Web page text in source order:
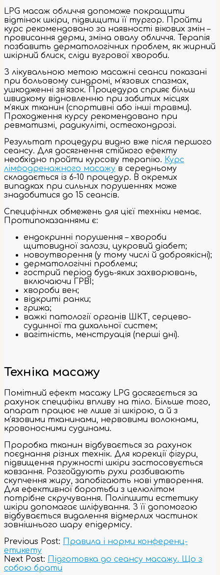
LPG масаж обличчя допоможе покращити
відтінок шкіри, підвищити її тургор. Пройти
курс рекомендовано за наявності вікових змін –
провисання дерми, зміна овалу обличчя. Терапія
позбавить дерматологічних проблем, як жирний
шкірний блиск, сліди вугрової хвороби.
З лікувальною метою масажні сеанси показані
при больовому синдромі, м’язових спазмах,
ушкодженні зв’язок. Процедура сприяє більш
швидкому відновленню при забитих місцях
м’яких тканин (спортивні або інші травми).
Проходження курсу рекомендовано при
ревматизмі, радикуліті, остеохондрозі.
Результат процедури видно вже після першого
сеансу. Для досягнення стійкого ефекту
необхідно пройти курсову терапію. Курс
лімфодренажного масажу в середньому
складається із 6-10 процедур. В окремих
випадках при сильних порушеннях може
знадобитися до 15 сеансів.
Специфічних обмежень для цієї техніки немає.
Протипоказаннями є:
ендокринні порушення – хвороби
щитовидної залози, цукровий діабет;
новоутворення (у тому числі й доброякісні);
дерматологічні проблеми;
гострий період будь-яких захворювань,
включаючи ГРВІ;
хвороби вен;
відкриті ранки;
грижа;
важкі патології органів ШКТ, серцево-
судинної та дихальної систем;
вагітність, менструація (перші дні).
Техніка масажу
Помітний ефект масажу LPG досягається за
рахунок специфіки впливу на тіло. Більше того,
апарат працює не лише зі шкірою, а й з
м’язовими тканинами, нервовими волокнами,
кровоносними судинами.
Проробка тканин відбувається за рахунок
поєднання різних технік. Для корекції фігури,
підвищення пружності шкіри застосовується
ковзання. Розгойдують рухи розбивають
скупчення жиру, запобігають нові утворення.
Для ефективної боротьби з целюлітом
потрібне скручування. Поліпшити естетику
шкіри допомагає шліфування. З її допомогою
відбувається видалення відмерлих частинок
зовнішнього шару епідермісу.
2023-
11-
03
Previous Post: Правила і норми конференц-
етикету
Next Post: Підготовка до сеансу масажу. Що з
собою брати